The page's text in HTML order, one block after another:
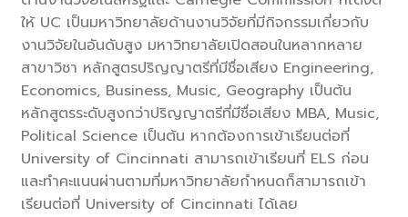
ให้ UC เป็นมหาวิทยาลัยด้านงานวิจัยที่มีกิจกรรมเกี่ยวกับ
งานวิจัยในอันดับสูง มหาวิทยาลัยเปิดสอนในหลากหลาย
สาขาวิชา หลักสูตรปริญญาตรีที่มีชื่อเสียง Engineering,
Economics, Business, Music, Geography เป็นต้น
หลักสูตรระดับสูงกว่าปริญญาตรีที่มีชื่อเสียง MBA, Music,
Political Science เป็นต้น หากต้องการเข้าเรียนต่อที่
University of Cincinnati สามารถเข้าเรียนที่ ELS ก่อน
และทำคะแนนผ่านตามที่มหาวิทยาลัยกำหนดก็สามารถเข้า
เรียนต่อที่ University of Cincinnati ได้เลย